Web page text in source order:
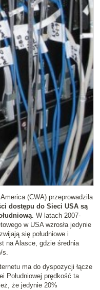
(CWA) przeprowadziła
dostępu do Sieci USA są
. W latach 2007-
w USA wzrosła jedynie
się południowe i
na Alasce, gdzie średnia
s.
ma do dyspozycji łącze
Południowej prędkość ta
że jedynie 20%